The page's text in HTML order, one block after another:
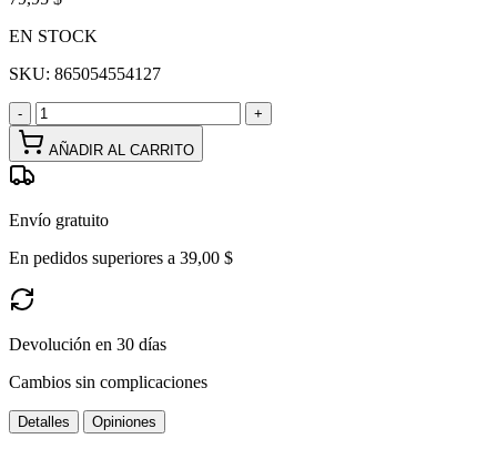
EN STOCK
SKU: 865054554127
- +
AÑADIR AL CARRITO
Envío gratuito
En pedidos superiores a 39,00 $
Devolución en 30 días
Cambios sin complicaciones
Detalles Opiniones